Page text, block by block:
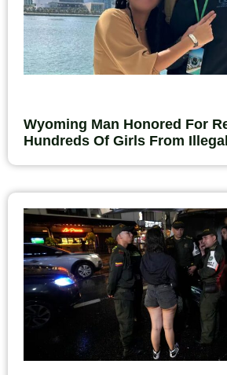
Wyoming Man Honored For
Hundreds Of Girls From